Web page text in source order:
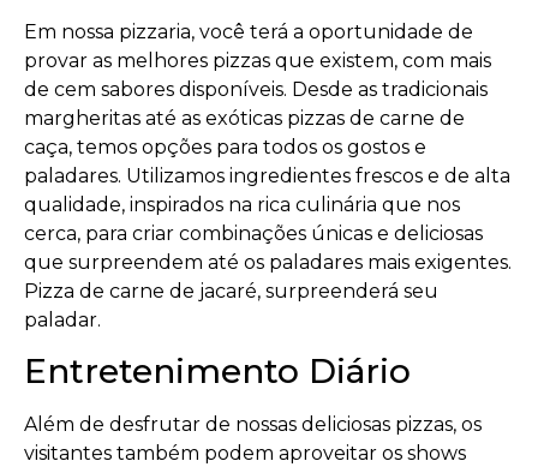
Em nossa pizzaria, você terá a oportunidade de
provar as melhores pizzas que existem, com mais
de cem sabores disponíveis. Desde as tradicionais
margheritas até as exóticas pizzas de carne de
caça, temos opções para todos os gostos e
paladares. Utilizamos ingredientes frescos e de alta
qualidade, inspirados na rica culinária que nos
cerca, para criar combinações únicas e deliciosas
que surpreendem até os paladares mais exigentes.
Pizza de carne de jacaré, surpreenderá seu
paladar.
Entretenimento Diário
Além de desfrutar de nossas deliciosas pizzas, os
visitantes também podem aproveitar os shows